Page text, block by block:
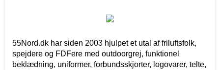
55Nord.dk har siden 2003 hjulpet et utal af friluftsfolk,
spejdere og FDFere med outdoorgrej, funktionel
beklædning, uniformer, forbundsskjorter, logovarer, telte,